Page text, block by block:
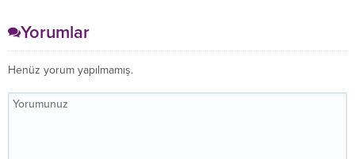
Yorumlar
Henüz yorum yapılmamış.